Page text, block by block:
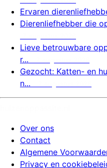
Ervaren
Dierenliefhebber die
Lieve betrouwbare
r...
Gezocht: Katten- en
n...
Over ons
Contact
Algemene
Privacy en